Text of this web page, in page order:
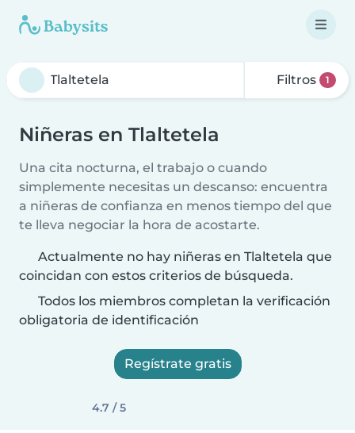
Filtros 1
Niñeras en Tlaltetela
Una cita nocturna, el trabajo o cuando
simplemente necesitas un descanso: encuentra
a niñeras de confianza en menos tiempo del que
te lleva negociar la hora de acostarte.
Actualmente no hay niñeras en Tlaltetela que
coincidan con estos criterios de búsqueda.
Todos los miembros completan la verificación
obligatoria de identificación
Regístrate gratis
4.7 / 5